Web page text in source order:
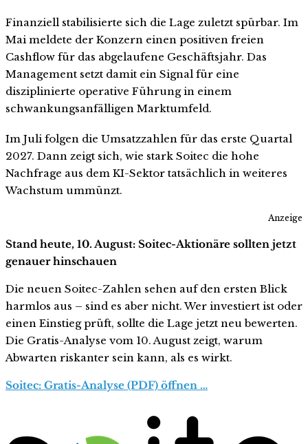
Finanziell stabilisierte sich die Lage zuletzt spürbar. Im
Mai meldete der Konzern einen positiven freien
Cashflow für das abgelaufene Geschäftsjahr. Das
Management setzt damit ein Signal für eine
disziplinierte operative Führung in einem
schwankungsanfälligen Marktumfeld.
Im Juli folgen die Umsatzzahlen für das erste Quartal
2027. Dann zeigt sich, wie stark Soitec die hohe
Nachfrage aus dem KI-Sektor tatsächlich in weiteres
Wachstum ummünzt.
Anzeige
Stand heute, 10. August: Soitec-Aktionäre sollten jetzt
genauer hinschauen
Die neuen Soitec-Zahlen sehen auf den ersten Blick
harmlos aus – sind es aber nicht. Wer investiert ist oder
einen Einstieg prüft, sollte die Lage jetzt neu bewerten.
Die Gratis-Analyse vom 10. August zeigt, warum
Abwarten riskanter sein kann, als es wirkt.
Soitec: Gratis-Analyse (PDF) öffnen …